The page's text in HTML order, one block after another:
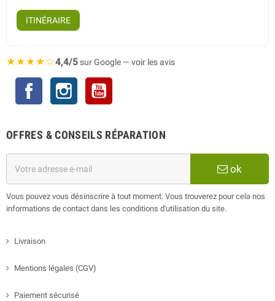
ITINÉRAIRE
★★★★☆4,4/5sur Google — voir les avis
Facebook Instagram
OFFRES & CONSEILS RÉPARATION
ok
Vous pouvez vous désinscrire à tout moment. Vous trouverez pour cela nos
informations de contact dans les conditions d'utilisation du site.
Livraison
Mentions légales (CGV)
Paiement sécurisé